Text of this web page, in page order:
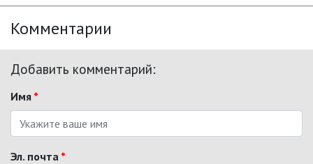
Комментарии
Добавить комментарий:
Имя *
Эл. почта *